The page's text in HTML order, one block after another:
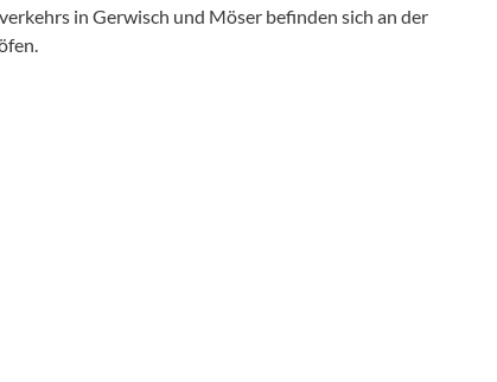
in Gerwisch und Möser befinden sich an der